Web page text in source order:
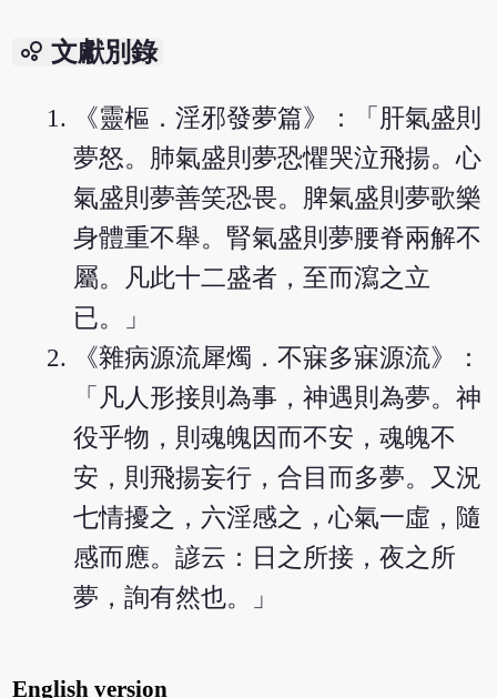
bubble_chart 文獻別錄
《靈樞．淫邪發夢篇》：「肝氣盛則
夢怒。肺氣盛則夢恐懼哭泣飛揚。心
氣盛則夢善笑恐畏。脾氣盛則夢歌樂
身體重不舉。腎氣盛則夢腰脊兩解不
屬。凡此十二盛者，至而瀉之立
已。」
《雜病源流犀燭．不寐多寐源流》：
「凡人形接則為事，神遇則為夢。神
役乎物，則魂魄因而不安，魂魄不
安，則飛揚妄行，合目而多夢。又況
七情擾之，六淫感之，心氣一虛，隨
感而應。諺云：日之所接，夜之所
夢，詢有然也。」
English version